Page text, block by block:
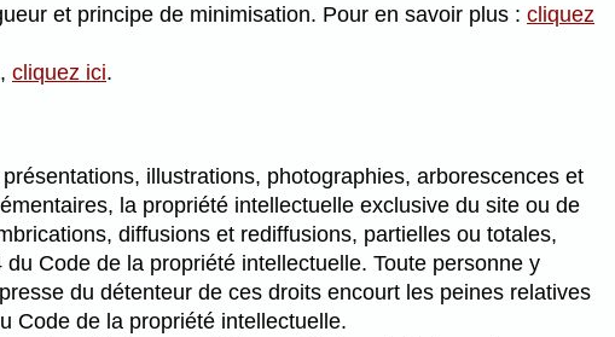
et principe de minimisation. Pour en savoir plus : cliquez
cliquez ici.
illustrations, photographies, arborescences et
la propriété intellectuelle exclusive du site ou de
diffusions et rediffusions, partielles ou totales,
Code de la propriété intellectuelle. Toute personne y
du détenteur de ces droits encourt les peines relatives
Code de la propriété intellectuelle.